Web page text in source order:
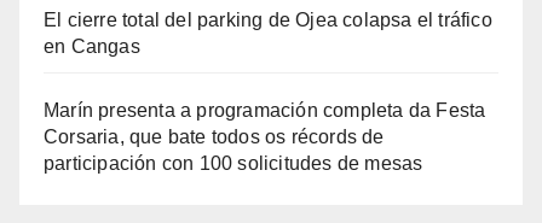
El cierre total del parking de Ojea colapsa el tráfico
en Cangas
Marín presenta a programación completa da Festa
Corsaria, que bate todos os récords de
participación con 100 solicitudes de mesas